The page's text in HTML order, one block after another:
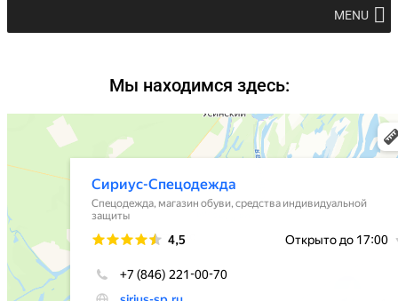
MENU
Мы находимся здесь: